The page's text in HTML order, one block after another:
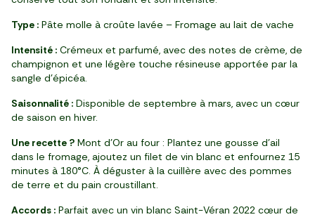
Type : Pâte molle à croûte lavée – Fromage au lait de vache
Intensité : Crémeux et parfumé, avec des notes de crème, de
champignon et une légère touche résineuse apportée par la
sangle d’épicéa.
Saisonnalité : Disponible de septembre à mars, avec un cœur
de saison en hiver.
Une recette ? Mont d’Or au four : Plantez une gousse d’ail
dans le fromage, ajoutez un filet de vin blanc et enfournez 15
minutes à 180°C. À déguster à la cuillère avec des pommes
de terre et du pain croustillant.
Accords : Parfait avec un vin blanc Saint-Véran 2022 cœur de